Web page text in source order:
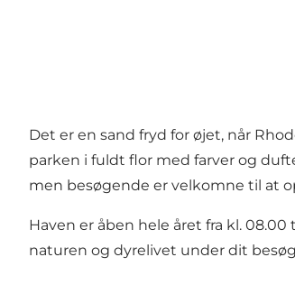
Det er en sand fryd for øjet, når
parken i fuldt flor med farver og
men besøgende er velkomne til at
Haven er åben hele året fra kl.
naturen og dyrelivet under dit